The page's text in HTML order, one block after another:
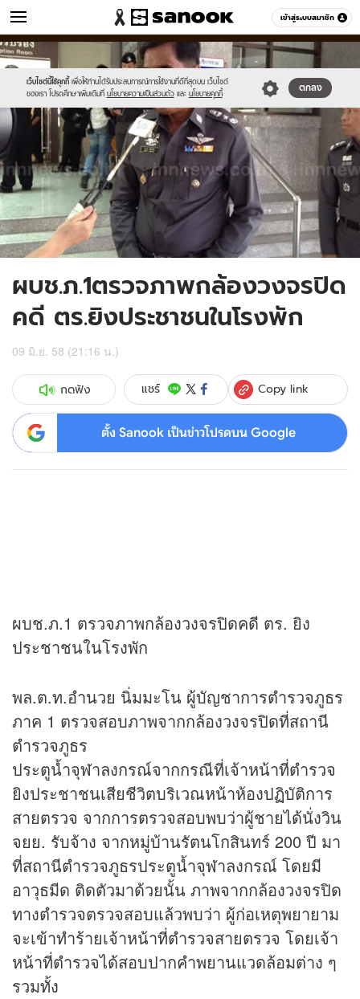
เข้าสู่ระบบสมาชิก
ข่าว หมวดอื่นๆ
เว็บไซต์นี้ใช้คุกกี้ เพื่อให้ท่านได้รับประสบการณ์การใช้งานที่ดีที่สุดบน เว็บไซต์
ของเรา โปรดศึกษาเพิ่มเติมที่ นโยบายความเป็นส่วนตัว และ นโยบายคุกกี้
ตกลง
Sanook
//s.isanook.com/sr/0/images/logo-
new-
sanook.png
600
60
//s.isanook.com/ns/0/ud/361/1809682/623808-
01.jpg
ผบช.ภ.1ตรวจภาพกล้องวงจรปิด
คดี ตร.ยิงประชาชนในโรงพัก
09 มิ.ย. 58 (21:16 น.)
กดฟัง แชร์ Copy link
ตั้ง Sanook เป็นข่าวโปรดบน Google
ผบช.ภ.1 ตรวจภาพกล้องวงจรปิดคดี ตร. ยิง
ประชาชนในโรงพัก
พล.ต.ท.อำนวย นิ่มมะโน ผู้บัญชาการตำรวจภูธร
ภาค 1 ตรวจสอบภาพจากกล้องวงจรปิดที่สถานี
ตำรวจภูธร
ประตูน้ำจุฬาลงกรณ์จากกรณีที่เจ้าหน้าที่ตำรวจ
ยิงประชาชนเสียชีวิตบริเวณหน้าห้องปฏิบัติการ
สายตรวจ จากการตรวจสอบพบว่าผู้ชายได้นั่งวิน
จยย. รับจ้าง จากหมู่บ้านรัตนโกสินทร์ 200 ปี มา
ที่สถานีตำรวจภูธรประตูน้ำจุฬาลงกรณ์ โดยมี
อาวุธมีด ติดตัวมาด้วยนั้น ภาพจากกล้องวงจรปิด
ทางตำรวจตรวจสอบแล้วพบว่า ผู้ก่อเหตุพยายาม
จะเข้าทำร้ายเจ้าหน้าที่ตำรวจสายตรวจ โดยเจ้า
หน้าที่ตำรวจได้สอบปากคำพยานแวดล้อมต่าง ๆ
รวมทั้ง